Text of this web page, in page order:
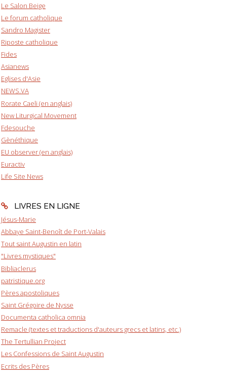
Le Salon Beige
Le forum catholique
Sandro Magister
Riposte catholique
Fides
Asianews
Eglises d'Asie
NEWS.VA
Rorate Caeli (en anglais)
New Liturgical Movement
Fdesouche
Gènéthique
EU observer (en anglais)
Euractiv
Life Site News
LIVRES EN LIGNE
Jésus-Marie
Abbaye Saint-Benoît de Port-Valais
Tout saint Augustin en latin
"Livres mystiques"
Bibliaclerus
patristique.org
Pères apostoliques
Saint Grégoire de Nysse
Documenta catholica omnia
Remacle (textes et traductions d'auteurs grecs et latins, etc.)
The Tertullian Project
Les Confessions de Saint Augustin
Ecrits des Pères